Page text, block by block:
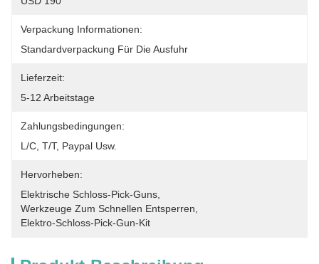
Verpackung Informationen:
Standardverpackung Für Die Ausfuhr
Lieferzeit:
5-12 Arbeitstage
Zahlungsbedingungen:
L/C, T/T, Paypal Usw.
Hervorheben:
Elektrische Schloss-Pick-Guns
Werkzeuge Zum Schnellen Entsperren
Elektro-Schloss-Pick-Gun-Kit